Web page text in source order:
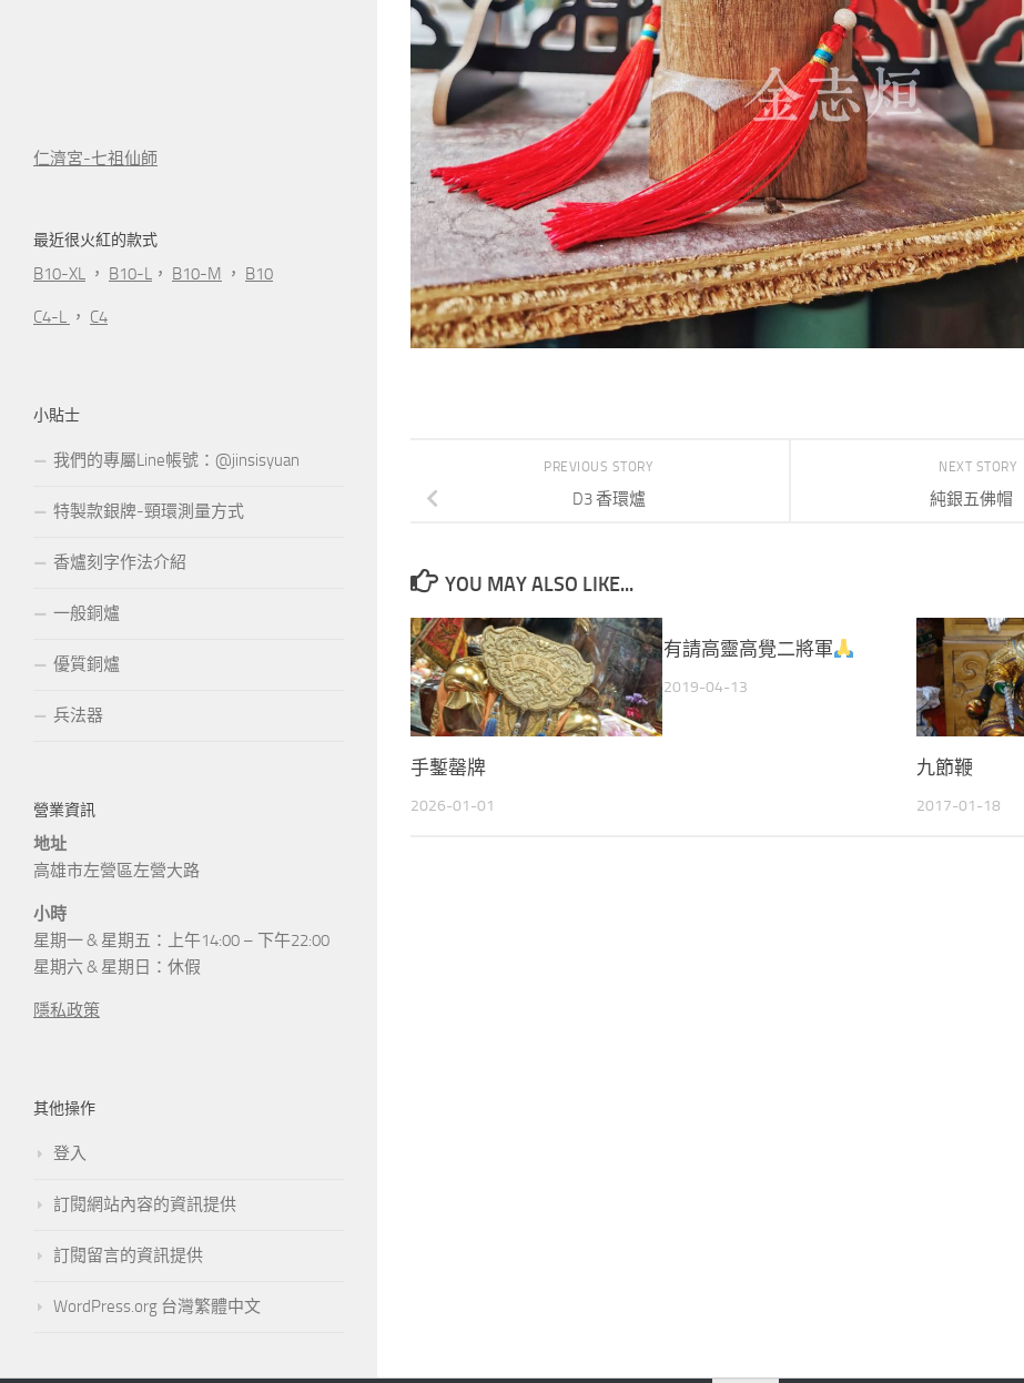
NEXT STORY
純銀五佛帽
PREVIOUS STORY
D3 香環爐
YOU MAY ALSO LIKE...
手鏨罄牌
2026-01-01
有請高靈高覺二將軍
2019-04-13
九節鞭
2017-01-18
仁濟宮-七祖仙師
最近很火紅的款式
B10-XL ， B10-L ， B10-M ， B10
C4-L ， C4
小貼士
我們的專屬Line帳號：@jinsisyuan
特製款銀牌-頸環測量方式
香爐刻字作法介紹
一般銅爐
優質銅爐
兵法器
營業資訊
地址
高雄市左營區左營大路
小時
星期一 & 星期五：上午14:00 – 下午22:00
星期六 & 星期日：休假
隱私政策
其他操作
登入
訂閱網站內容的資訊提供
訂閱留言的資訊提供
WordPress.org 台灣繁體中文